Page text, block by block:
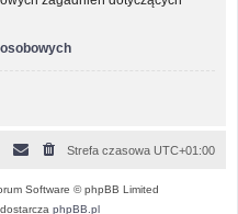
Strefa czasowa UTC+01:00
Software © phpBB Limited
phpBB.pl